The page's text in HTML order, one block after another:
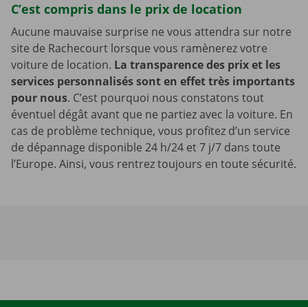
C’est compris dans le prix de location
Aucune mauvaise surprise ne vous attendra sur notre
site de Rachecourt lorsque vous ramènerez votre
voiture de location. La transparence des prix et les
services personnalisés sont en effet très importants
pour nous. C’est pourquoi nous constatons tout
éventuel dégât avant que ne partiez avec la voiture. En
cas de problème technique, vous profitez d’un service
de dépannage disponible 24 h/24 et 7 j/7 dans toute
l’Europe. Ainsi, vous rentrez toujours en toute sécurité.